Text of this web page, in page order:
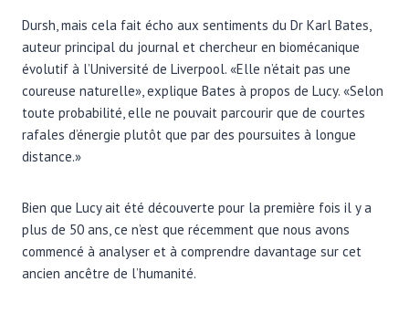
Dursh, mais cela fait écho aux sentiments du Dr Karl Bates,
auteur principal du journal et chercheur en biomécanique
évolutif à l’Université de Liverpool. «Elle n’était pas une
coureuse naturelle», explique Bates à propos de Lucy. «Selon
toute probabilité, elle ne pouvait parcourir que de courtes
rafales d’énergie plutôt que par des poursuites à longue
distance.»
Bien que Lucy ait été découverte pour la première fois il y a
plus de 50 ans, ce n’est que récemment que nous avons
commencé à analyser et à comprendre davantage sur cet
ancien ancêtre de l’humanité.